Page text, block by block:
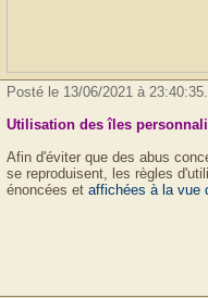
Posté le 13/06/2021 à
Utilisation des îles
Afin d'éviter que des abus
se reproduisent, les règles
énoncées et affichées à la vue